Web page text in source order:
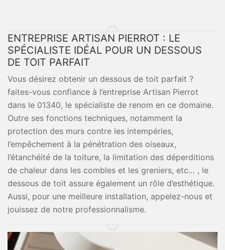
ENTREPRISE ARTISAN PIERROT : LE
SPÉCIALISTE IDÉAL POUR UN DESSOUS
DE TOIT PARFAIT
Vous désirez obtenir un dessous de toit parfait ?
faites-vous confiance à l’entreprise Artisan Pierrot
dans le 01340, le spécialiste de renom en ce domaine.
Outre ses fonctions techniques, notamment la
protection des murs contre les intempéries,
l’empêchement à la pénétration des oiseaux,
l’étanchéité de la toiture, la limitation des déperditions
de chaleur dans les combles et les greniers, etc… , le
dessous de toit assure également un rôle d’esthétique.
Aussi, pour une meilleure installation, appelez-nous et
jouissez de notre professionnalisme.